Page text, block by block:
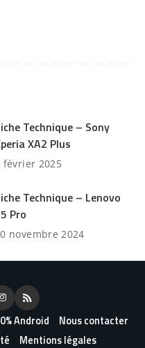
Technique – Sony
XA2 Plus
février 2025
Technique – Lenovo
Pro
novembre 2024
Android
Nous contacter
Mentions légales